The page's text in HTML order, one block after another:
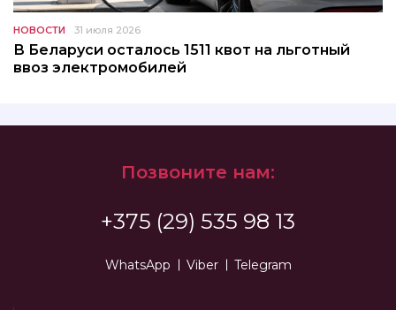
НОВОСТИ 31 июля 2026
В Беларуси осталось 1511 квот на льготный
ввоз электромобилей
Позвоните нам:
+375 (29) 535 98 13
WhatsApp Viber Telegram